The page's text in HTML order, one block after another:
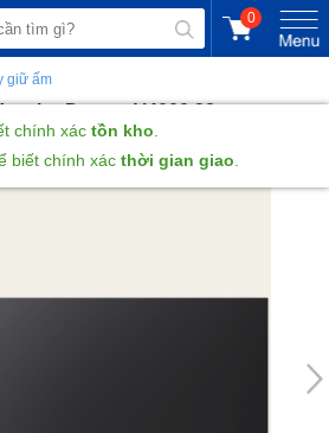
0
giữ ấm
V4000 28
(Gửi đánh giá)